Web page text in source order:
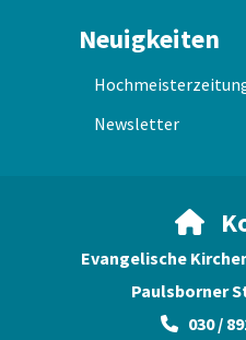
Neuigkeiten
Newsletter

Evangelische
Paulsborner
030 /